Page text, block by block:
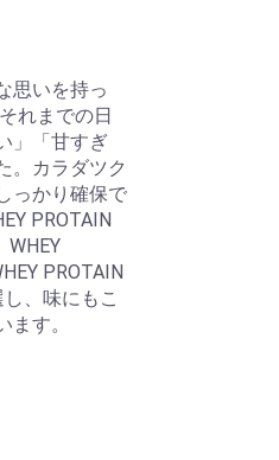
思いを持っ
れまでの日
」「甘すぎ
。カラダツク
っかり確保で
PROTAIN
PROTAIN
、味にもこ
す。